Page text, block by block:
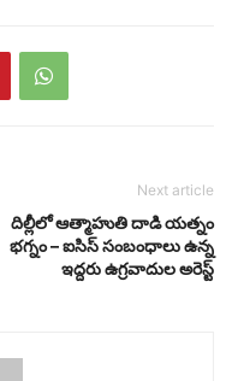
Next article
దిల్లీలో ఆత్మాహుతి దాడి యత్నం
భగ్నం – ఐసిస్‌ సంబంధాలు ఉన్న
ఇద్దరు ఉగ్రవాదుల అరెస్ట్‌